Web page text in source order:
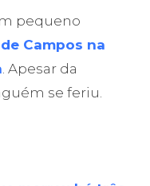
pequeno
Campos na
. Apesar da
se feriu.